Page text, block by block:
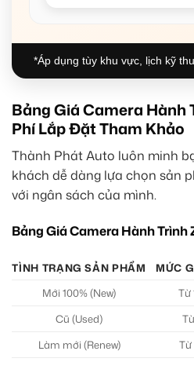
*Áp dụng tùy khu vực, lịch kỹ
Bảng Giá Camera Hành
Phí Lắp Đặt Tham Khảo
Thành Phát Auto luôn minh
khách dễ dàng lựa chọn sản
với ngân sách của mình.
Bảng Giá Camera Hành
TÌNH TRẠNG SẢN PHẨM
MỨC
Mới 100% (New)
Từ
Cũ (Used)
Làm mới (Renew)
Từ